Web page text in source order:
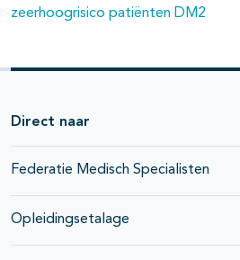
zeerhoogrisico patiënten DM2
Direct naar
Federatie Medisch Specialisten
Opleidingsetalage